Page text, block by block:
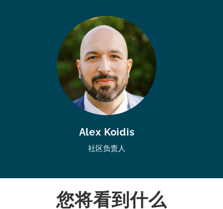
Alex Koidis
社区负责人
您将看到什么